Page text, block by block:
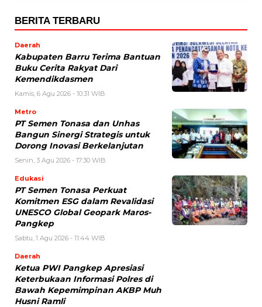
BERITA TERBARU
Daerah
Kabupaten Barru Terima Bantuan
Buku Cerita Rakyat Dari
Kemendikdasmen
Kamis, 6 Agu 2026 - 10:31 WIB
Metro
PT Semen Tonasa dan Unhas
Bangun Sinergi Strategis untuk
Dorong Inovasi Berkelanjutan
Senin, 3 Agu 2026 - 17:30 WIB
Edukasi
PT Semen Tonasa Perkuat
Komitmen ESG dalam Revalidasi
UNESCO Global Geopark Maros-
Pangkep
Sabtu, 1 Agu 2026 - 11:44 WIB
Daerah
Ketua PWI Pangkep Apresiasi
Keterbukaan Informasi Polres di
Bawah Kepemimpinan AKBP Muh
Husni Ramli